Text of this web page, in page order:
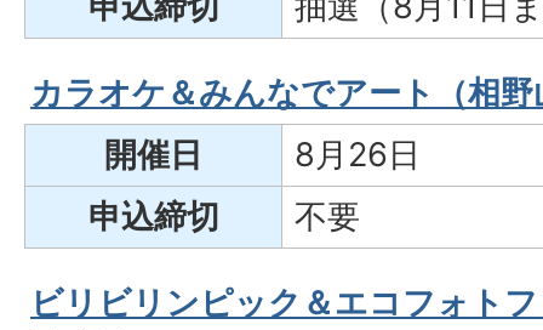
カラオケ＆みんなでアート（相野
開催日
8月26日
申込締切
不要
ビリビリンピック＆エコフォト